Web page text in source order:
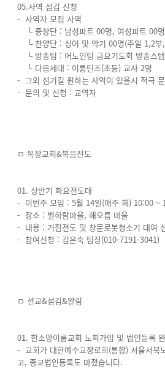
05.사역 섬김 신청
- 사역자 모집 사역
└ 중창단 : 남성파트 00명, 여성파트 00명
└ 찬양단 : 싱어 및 악기 00명(주일 1,2부
└ 방송팀 : 어노인팅 금요기도회 방송스
└ 다음세대 : 이룸틴즈(초등) 교사 2명
- 그외 섬기길 원하는 사역이 있을시 적극
- 문의 및 신청 : 교역자
ㅁ 목장교회&복음전도
01. 상반기 화요전도대
- 이번주 모임 : 5월 14일(매주 화) 10:00 ~
- 장소 : 별하람마을, 해오름 마을
- 내용 : 거점전도 및 창문로봇청소기 대여
- 참여신청 : 김은숙 팀장(010-7191-3041)
ㅁ 선교&섬김&알림
01. 한소망이룸교회 노회가입 및 법인등록
- 교회가 대한예수교장로회(통합) 서울서북
고, 종교법인등록도 마쳤습니다.